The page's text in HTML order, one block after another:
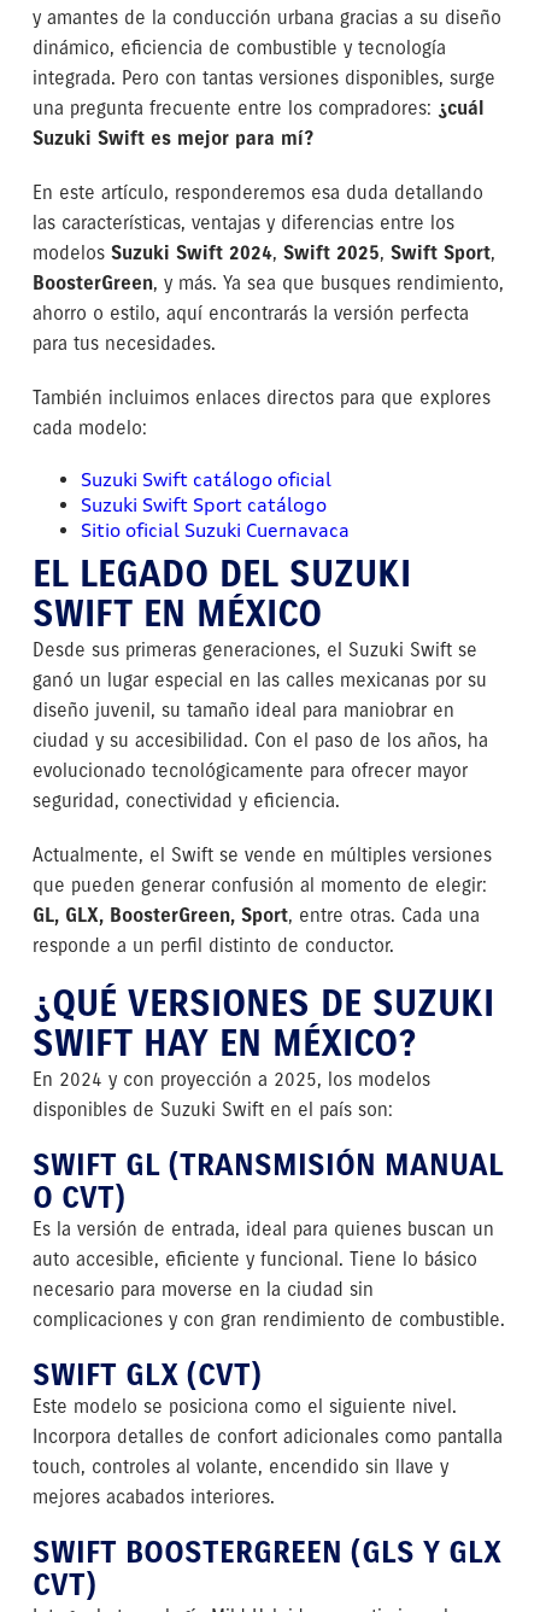
y amantes de la conducción urbana gracias a su diseño
dinámico, eficiencia de combustible y tecnología
integrada. Pero con tantas versiones disponibles, surge
una pregunta frecuente entre los compradores: ¿cuál
Suzuki Swift es mejor para mí?
En este artículo, responderemos esa duda detallando
las características, ventajas y diferencias entre los
modelos Suzuki Swift 2024, Swift 2025, Swift Sport,
BoosterGreen, y más. Ya sea que busques rendimiento,
ahorro o estilo, aquí encontrarás la versión perfecta
para tus necesidades.
También incluimos enlaces directos para que explores
cada modelo:
Suzuki Swift catálogo oficial
Suzuki Swift Sport catálogo
Sitio oficial Suzuki Cuernavaca
EL LEGADO DEL SUZUKI
SWIFT EN MÉXICO
Desde sus primeras generaciones, el Suzuki Swift se
ganó un lugar especial en las calles mexicanas por su
diseño juvenil, su tamaño ideal para maniobrar en
ciudad y su accesibilidad. Con el paso de los años, ha
evolucionado tecnológicamente para ofrecer mayor
seguridad, conectividad y eficiencia.
Actualmente, el Swift se vende en múltiples versiones
que pueden generar confusión al momento de elegir:
GL, GLX, BoosterGreen, Sport, entre otras. Cada una
responde a un perfil distinto de conductor.
¿QUÉ VERSIONES DE SUZUKI
SWIFT HAY EN MÉXICO?
En 2024 y con proyección a 2025, los modelos
disponibles de Suzuki Swift en el país son:
SWIFT GL (TRANSMISIÓN MANUAL
O CVT)
Es la versión de entrada, ideal para quienes buscan un
auto accesible, eficiente y funcional. Tiene lo básico
necesario para moverse en la ciudad sin
complicaciones y con gran rendimiento de combustible.
SWIFT GLX (CVT)
Este modelo se posiciona como el siguiente nivel.
Incorpora detalles de confort adicionales como pantalla
touch, controles al volante, encendido sin llave y
mejores acabados interiores.
SWIFT BOOSTERGREEN (GLS Y GLX
CVT)